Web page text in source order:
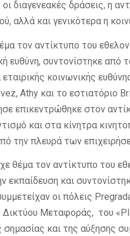
διαγενεακές δράσεις, η
αλλά και γενικότερα η
τον αντίκτυπο του
ευθύνη, συντονίστηκε από
κοινωνικής
Athy και το εστιατόριο
επικεντρώθηκε στον
και στα κίνητρα
την πλευρά των
θέμα τον αντίκτυπο του
εκπαίδευση και
οι πόλεις
Δικτύου Μεταφοράς, του
και της αύξησης